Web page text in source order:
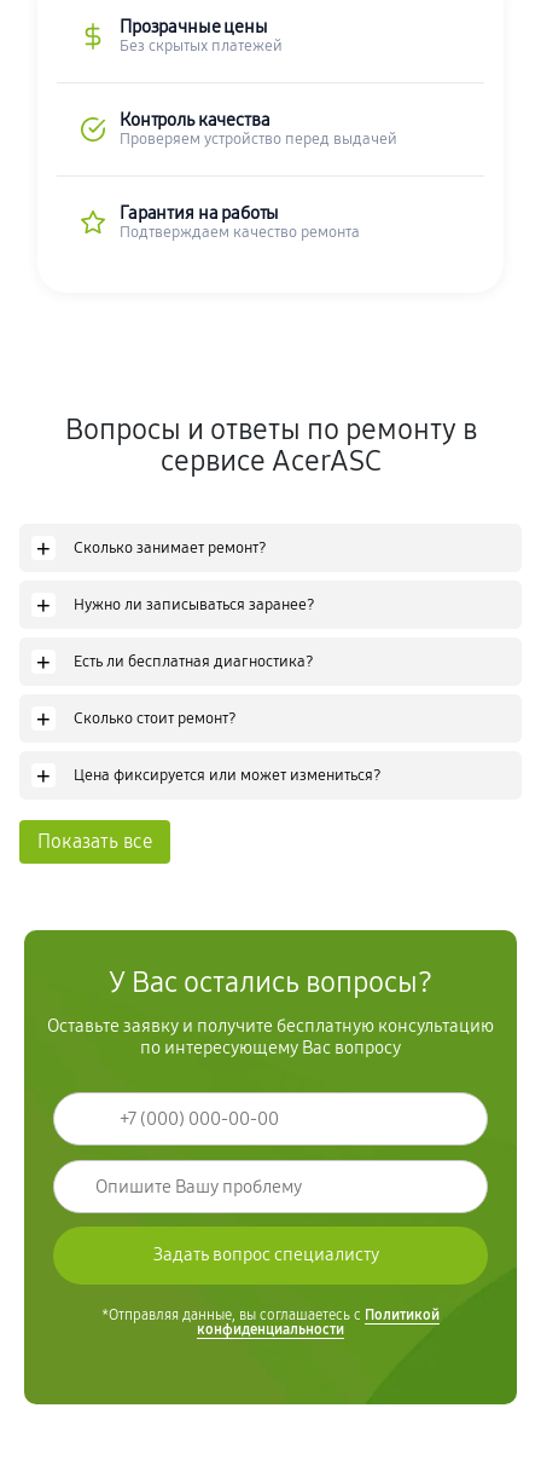
Прозрачные цены
Без скрытых платежей
Контроль качества
Проверяем устройство перед выдачей
Гарантия на работы
Подтверждаем качество ремонта
Вопросы и ответы по ремонту в
сервисе AcerASC
+ Сколько занимает ремонт?
+ Нужно ли записываться заранее?
+ Есть ли бесплатная диагностика?
+ Сколько стоит ремонт?
+ Цена фиксируется или может измениться?
Показать все
У Вас остались вопросы?
Оставьте заявку и получите бесплатную консультацию
по интересующему Вас вопросу
*Отправляя данные, вы соглашаетесь с Политикой
конфиденциальности